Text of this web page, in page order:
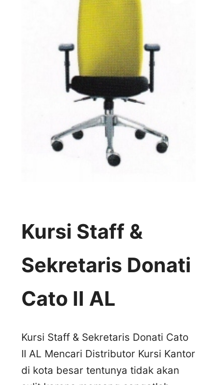
Kursi Staff &
Sekretaris Donati
Cato II AL
Kursi Staff & Sekretaris Donati Cato
II AL Mencari Distributor Kursi Kantor
di kota besar tentunya tidak akan